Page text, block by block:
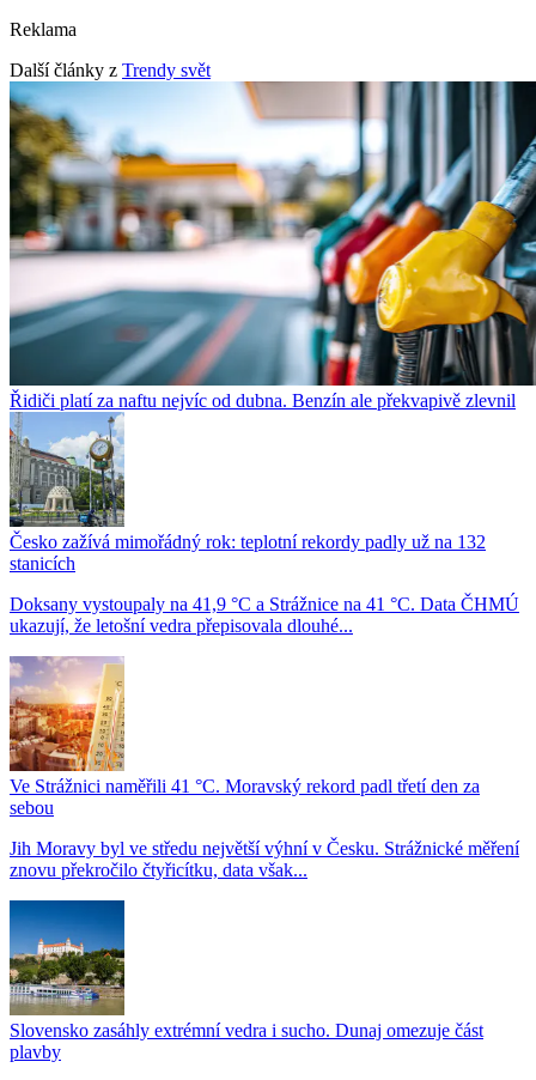
Reklama
Další články z Trendy svět
Řidiči platí za naftu nejvíc od dubna. Benzín ale překvapivě zlevnil
Česko zažívá mimořádný rok: teplotní rekordy padly už na 132
stanicích
Doksany vystoupaly na 41,9 °C a Strážnice na 41 °C. Data ČHMÚ
ukazují, že letošní vedra přepisovala dlouhé...
Ve Strážnici naměřili 41 °C. Moravský rekord padl třetí den za
sebou
Jih Moravy byl ve středu největší výhní v Česku. Strážnické měření
znovu překročilo čtyřicítku, data však...
Slovensko zasáhly extrémní vedra i sucho. Dunaj omezuje část
plavby